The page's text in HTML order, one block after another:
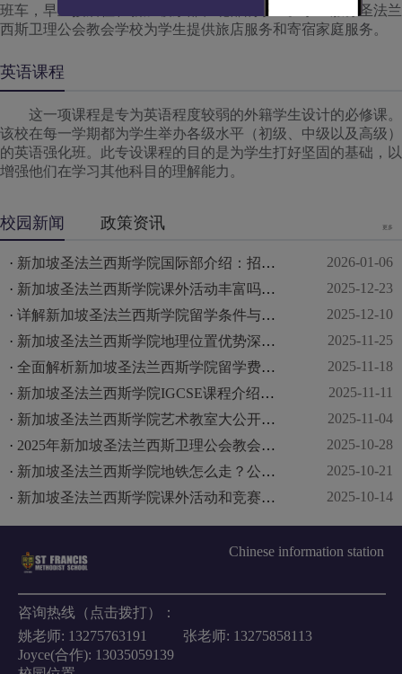
班车，早上接居住在新加坡东部、北部的学生。学生服务圣法兰
西斯卫理公会教会学校为学生提供旅店服务和寄宿家庭服务。
英语课程
这一项课程是专为英语程度较弱的外籍学生设计的必修课。
该校在每一学期都为学生举办各级水平（初级、中级以及高级）
的英语强化班。此专设课程的目的是为学生打好坚固的基础，以
增强他们在学习其他科目的理解能力。
校园新闻 政策资讯
· 新加坡圣法兰西斯学院国际部介绍：招生条件与课程优势
2026-01-06
· 新加坡圣法兰西斯学院课外活动丰富吗？学生体验分享揭示多彩校园生活
2025-12-23
· 详解新加坡圣法兰西斯学院留学条件与办理流程，助您顺利入学
2025-12-10
· 新加坡圣法兰西斯学院地理位置优势深度解析
2025-11-25
· 全面解析新加坡圣法兰西斯学院留学费用：学费与生活费详尽分析
2025-11-18
· 新加坡圣法兰西斯学院IGCSE课程介绍与优势全面解析
2025-11-11
· 新加坡圣法兰西斯学院艺术教室大公开：课程设置
2025-11-04
· 2025年新加坡圣法兰西斯卫理公会教会学校国际招生政策全解析
2025-10-28
· 新加坡圣法兰西斯学院地铁怎么走？公交+地铁攻略详解
2025-10-21
· 新加坡圣法兰西斯学院课外活动和竞赛成果一览 2025-10-14
更多
Chinese information station
咨询热线（点击拨打）：
姚老师: 13275763191 张老师: 13275858113
Joyce(合作): 13035059139